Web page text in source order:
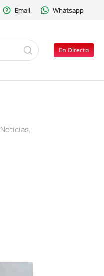
Email Whatsapp
En Directo
Noticias,